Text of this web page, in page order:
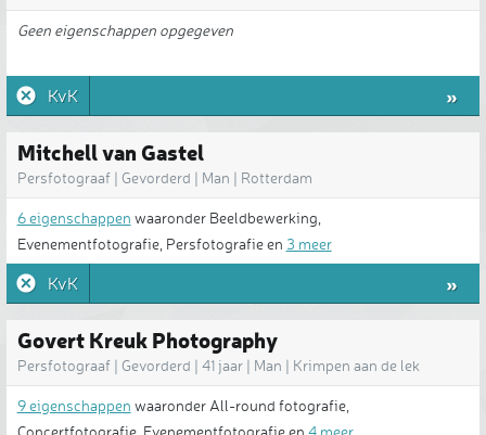
Geen eigenschappen opgegeven
KvK »
Mitchell van Gastel
Persfotograaf | Gevorderd | Man | Rotterdam
6 eigenschappen waaronder Beeldbewerking,
Evenementfotografie, Persfotografie en 3 meer
KvK »
Govert Kreuk Photography
Persfotograaf | Gevorderd | 41 jaar | Man | Krimpen aan de lek
9 eigenschappen waaronder All-round fotografie,
Concertfotografie, Evenementfotografie en 4 meer